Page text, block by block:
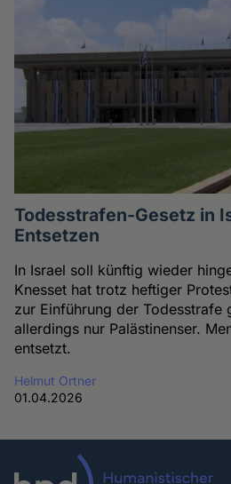
Todesstrafen-Gesetz in
Entsetzen
In Israel soll künftig wieder
Knesset hat trotz heftiger
zur Einführung der Todesstrafe
allerdings nur Palästinenser.
entsetzt.
Helmut Ortner
01.04.2026